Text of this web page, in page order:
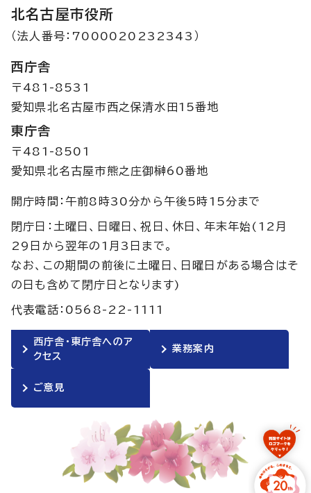
北名古屋市役所
（法人番号：7000020232343）
西庁舎
〒481-8531
愛知県北名古屋市西之保清水田15番地
東庁舎
〒481-8501
愛知県北名古屋市熊之庄御榊60番地
開庁時間：午前8時30分から午後5時15分まで
閉庁日：土曜日、日曜日、祝日、休日、年末年始(12月
29日から翌年の1月3日まで。
なお、この期間の前後に土曜日、日曜日がある場合はそ
の日も含めて閉庁日となります)
代表電話：0568-22-1111
西庁舎・東庁舎へのア
クセス
業務案内
ご意見